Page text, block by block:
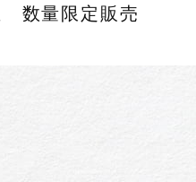
数量限定販売